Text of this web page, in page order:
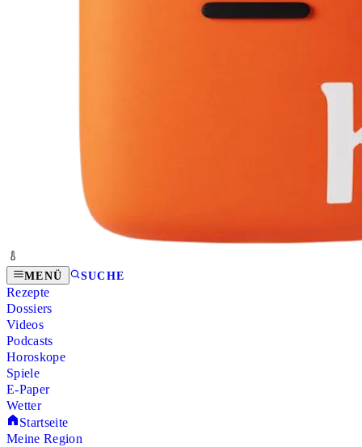
MENÜ SUCHE
Rezepte
Dossiers
Videos
Podcasts
Horoskope
Spiele
E-Paper
Wetter
Startseite
Meine Region